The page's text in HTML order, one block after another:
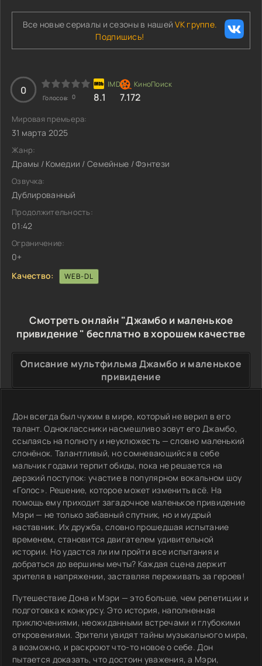
Все новые сериалы и сезоны в нашейVK группе.
Подпишись!
0
Голосов: 0 8.1 7.172
Мировая премьера:
31 марта 2025
Жанр:
Драмы / Комедии / Семейные / Фэнтези
Озвучка:
Дублированный
Продолжительность:
01:42
Ограничение:
0+
Качество:
WEB-DL
Смотреть онлайн "Джамбо и маленькое
привидение " бесплатно в хорошем качестве
Описание мультфильма Джамбо и маленькое
привидение
Дон всегда был чужим в мире, который не верил в его
талант. Одноклассники насмешливо зовут его Джамбо,
ссылаясь на полноту и неуклюжесть — словно маленький
слонёнок. Талантливый, но сомневающийся в себе
мальчик годами терпит обиды, пока не решается на
дерзкий поступок: участие в популярном вокальном шоу
«Голос». Решение, которое может изменить всё. На
помощь ему приходит загадочное маленькое привидение
Мэри — не только забавный спутник, но и мудрый
наставник. Их дружба, словно прошедшая испытание
временем, становится двигателем удивительной
истории. Но удастся ли им пройти все испытания и
добраться до вершины мечты? Каждая сцена держит
зрителя в напряжении, заставляя переживать за героев!
Путешествие Дона и Мэри — это больше, чем репетиции и
подготовка к конкурсу. Это история, наполненная
приключениями, неожиданными встречами и глубокими
откровениями. Зрители увидят тайны музыкального мира,
а возможно, и раскроют что-то новое о себе. Дон
пытается доказать, что достоин уважения, а Мэри,